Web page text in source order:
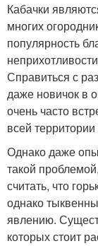
Кабачки
многих
популярность
Справиться с
даже новичок в
очень часто
всей
Однако даже
такой
считать, что
однако
явлению.
которых стоит